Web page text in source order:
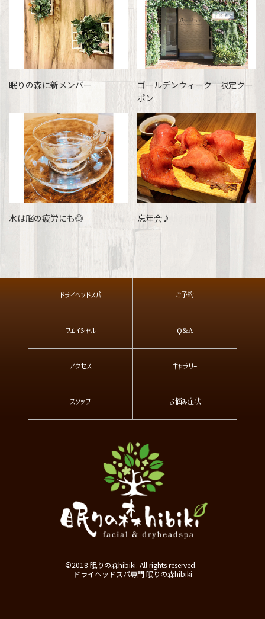
眠りの森に新メンバー
ゴールデンウィーク 限定クー
ポン
水は脳の疲労にも◎ 忘年会♪
ドライヘッドスパ ご予約
フェイシャル Q&A
アクセス ギャラリー
スタッフ お悩み症状
©2018 眠りの森hibiki. All rights reserved.
ドライヘッドスパ専門 眠りの森hibiki